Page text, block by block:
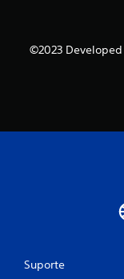
©️2023
Suporte